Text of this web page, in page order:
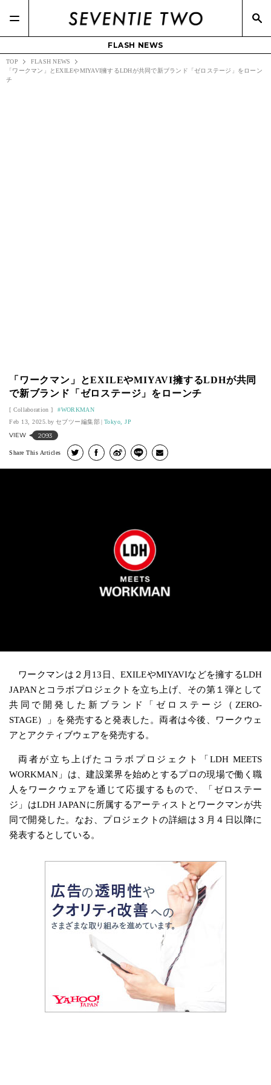
FLASH NEWS
TOP
FLASH NEWS
「ワークマン」とEXILEやMIYAVI擁するLDHが共同で新ブランド「ゼロステージ」をローン
チ
「ワークマン」とEXILEやMIYAVI擁するLDHが共同
で新ブランド「ゼロステージ」をローンチ
Collaboration
WORKMAN
Feb 13, 2025.
セブツー編集部 Tokyo, JP
VIEW 2093
Share This Articles
ワークマンは２月13日、EXILEやMIYAVIなどを擁するLDH
JAPANとコラボプロジェクトを立ち上げ、その第１弾として
共同で開発した新ブランド「ゼロステージ（ZERO-
STAGE）」を発売すると発表した。両者は今後、ワークウェ
アとアクティブウェアを発売する。
両者が立ち上げたコラボプロジェクト「LDH MEETS
WORKMAN」は、建設業界を始めとするプロの現場で働く職
人をワークウェアを通じて応援するもので、「ゼロステー
ジ」はLDH JAPANに所属するアーティストとワークマンが共
同で開発した。なお、プロジェクトの詳細は３月４日以降に
発表するとしている。